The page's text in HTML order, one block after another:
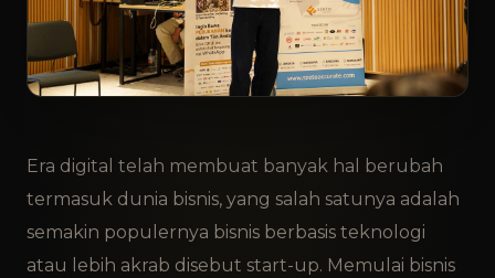
Era digital telah membuat banyak hal berubah
termasuk dunia bisnis, yang salah satunya adalah
semakin populernya bisnis berbasis teknologi
atau lebih akrab disebut start-up. Memulai bisnis